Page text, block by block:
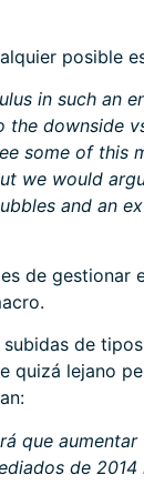
posible
in such an
downside
some of this
we would
and an
de gestionar
de
lejano
que
de